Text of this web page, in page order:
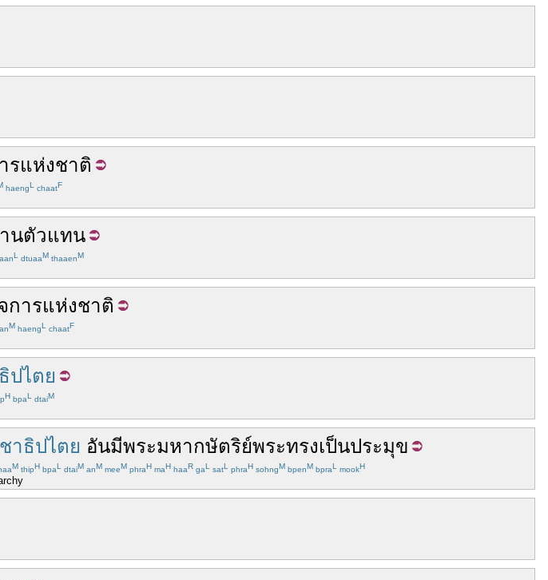
รแห่งชาติ
haengL chaatF
นตัวแทน
L dtuaaM thaaenM
การแห่งชาติ
M haengL chaatF
ปไตย
H bpaL dtaiM
าธิปไตย อันมีพระมหากษัตริย์พระทรงเป็นประมุข
M thipH bpaL dtaiM anM meeM phraH maH haaR gaL satL phraH sohngM bpenM bpraL mookH